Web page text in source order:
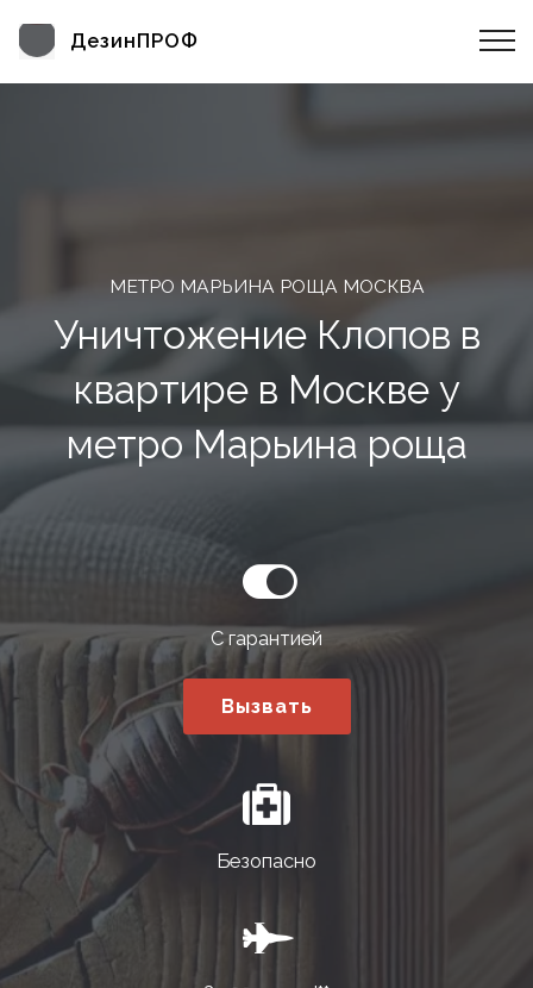
ДезинПРОФ
МЕТРО МАРЬИНА РОЩА МОСКВА
Уничтожение Клопов в
квартире в Москве у
метро Марьина роща
С гарантией
Вызвать
Безопасно